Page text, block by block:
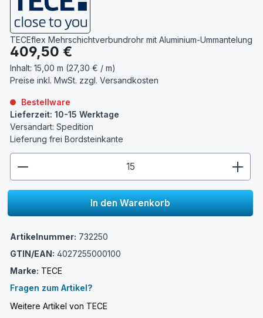
TECEflex Mehrschichtverbundrohr mit Aluminium-Ummantelung
Regulärer Preis:
409,50 €
Inhalt: 15,00 m (27,30 € / m)
Preise inkl. MwSt. zzgl. Versandkosten
Bestellware
Lieferzeit: 10-15 Werktage
Versandart: Spedition
Lieferung frei Bordsteinkante
In den Warenkorb
Artikelnummer: 732250
GTIN/EAN: 4027255000100
Marke: TECE
Fragen zum Artikel?
Weitere Artikel von TECE